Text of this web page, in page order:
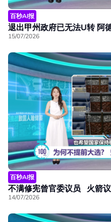
百秒AI报
退出甲州政府已无法U转 阿
15/07/2026
百秒AI报
不满修宪曾官委议员 火箭
14/07/2026